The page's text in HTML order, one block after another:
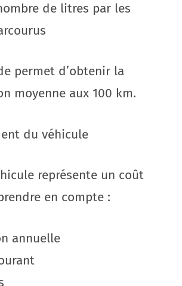
de litres par les
permet d’obtenir la
moyenne aux 100 km.
du véhicule
représente un coût
en compte :
annuelle